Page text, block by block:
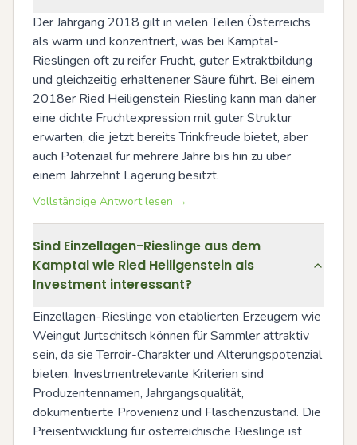
Der Jahrgang 2018 gilt in vielen Teilen Österreichs
als warm und konzentriert, was bei Kamptal-
Rieslingen oft zu reifer Frucht, guter Extraktbildung
und gleichzeitig erhaltenener Säure führt. Bei einem
2018er Ried Heiligenstein Riesling kann man daher
eine dichte Fruchtexpression mit guter Struktur
erwarten, die jetzt bereits Trinkfreude bietet, aber
auch Potenzial für mehrere Jahre bis hin zu über
einem Jahrzehnt Lagerung besitzt.
Vollständige Antwort lesen →
Sind Einzellagen-Rieslinge aus dem
Kamptal wie Ried Heiligenstein als
Investment interessant?
Einzellagen-Rieslinge von etablierten Erzeugern wie
Weingut Jurtschitsch können für Sammler attraktiv
sein, da sie Terroir-Charakter und Alterungspotenzial
bieten. Investmentrelevante Kriterien sind
Produzentennamen, Jahrgangsqualität,
dokumentierte Provenienz und Flaschenzustand. Die
Preisentwicklung für österreichische Rieslinge ist